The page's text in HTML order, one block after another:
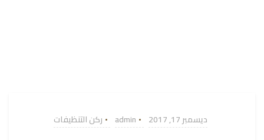
ديسمبر 17, 2017 admin ركن التنظيفات